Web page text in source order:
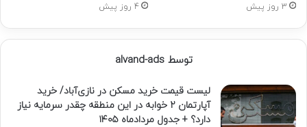
3 روز پیش 4 روز پیش
توسط alvand-ads
لیست قیمت خرید مسکن در نازی‌آباد/ خرید
آپارتمان ۲ خوابه در این منطقه چقدر سرمایه نیاز
دارد؟ + جدول مردادماه ۱۴۰۵